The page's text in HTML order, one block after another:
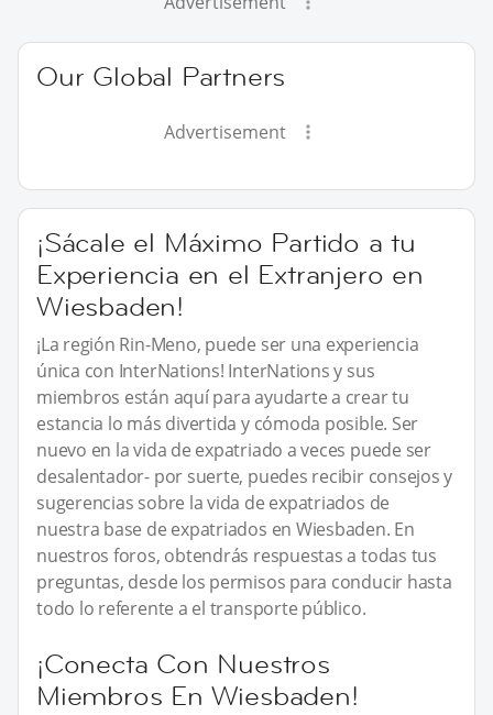
Our Global Partners
Advertisement
¡Sácale el Máximo Partido a tu
Experiencia en el Extranjero en
Wiesbaden!
¡La región Rin-Meno, puede ser una experiencia
única con InterNations! InterNations y sus
miembros están aquí para ayudarte a crear tu
estancia lo más divertida y cómoda posible. Ser
nuevo en la vida de expatriado a veces puede ser
desalentador- por suerte, puedes recibir consejos y
sugerencias sobre la vida de expatriados de
nuestra base de expatriados en Wiesbaden. En
nuestros foros, obtendrás respuestas a todas tus
preguntas, desde los permisos para conducir hasta
todo lo referente a el transporte público.
¡Conecta Con Nuestros
Miembros En Wiesbaden!